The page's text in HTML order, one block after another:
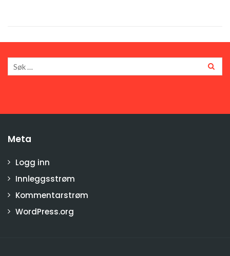
Meta
Logg inn
Innleggsstrøm
Kommentarstrøm
WordPress.org